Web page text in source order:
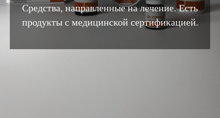
Средства, направленные на лечение. Есть
продукты с медицинской сертификацией.